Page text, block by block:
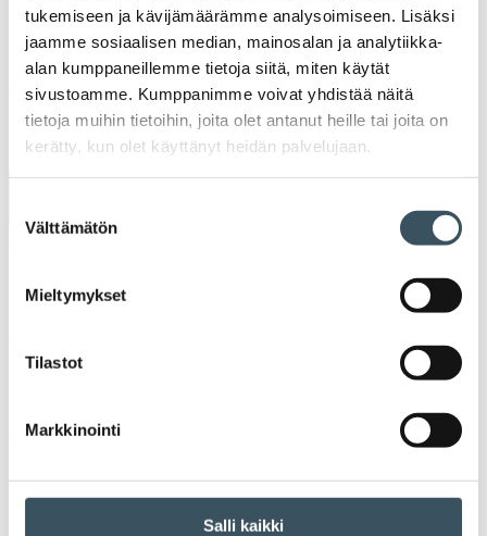
tukemiseen ja kävijämäärämme analysoimiseen. Lisäksi
jaamme sosiaalisen median, mainosalan ja analytiikka-
alan kumppaneillemme tietoja siitä, miten käytät
sivustoamme. Kumppanimme voivat yhdistää näitä
tietoja muihin tietoihin, joita olet antanut heille tai joita on
kerätty, kun olet käyttänyt heidän palvelujaan.
valinta
Välttämätön
Mieltymykset
Tilastot
Markkinointi
Salli kaikki
Jaa:
maanantai 29.5.23 klo 21:10
Peruutusehdot